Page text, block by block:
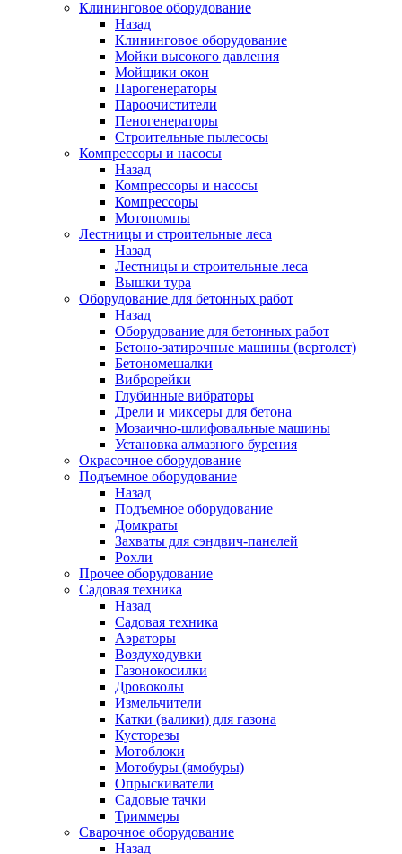
Клининговое оборудование
Назад
Клининговое оборудование
Мойки высокого давления
Мойщики окон
Парогенераторы
Пароочистители
Пеногенераторы
Строительные пылесосы
Компрессоры и насосы
Назад
Компрессоры и насосы
Компрессоры
Мотопомпы
Лестницы и строительные леса
Назад
Лестницы и строительные леса
Вышки тура
Оборудование для бетонных работ
Назад
Оборудование для бетонных работ
Бетоно-затирочные машины (вертолет)
Бетономешалки
Виброрейки
Глубинные вибраторы
Дрели и миксеры для бетона
Мозаично-шлифовальные машины
Установка алмазного бурения
Окрасочное оборудование
Подъемное оборудование
Назад
Подъемное оборудование
Домкраты
Захваты для сэндвич-панелей
Рохли
Прочее оборудование
Садовая техника
Назад
Садовая техника
Аэраторы
Воздуходувки
Газонокосилки
Дровоколы
Измельчители
Катки (валики) для газона
Кусторезы
Мотоблоки
Мотобуры (ямобуры)
Опрыскиватели
Садовые тачки
Триммеры
Сварочное оборудование
Назад